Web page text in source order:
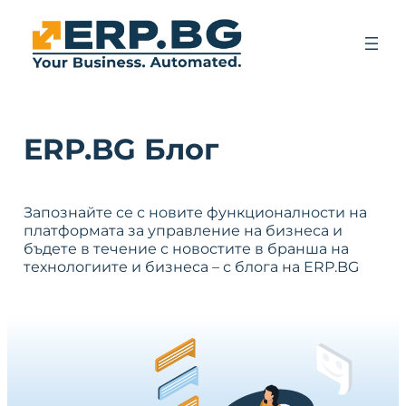
ERP.BG Блог
Запознайте се с новите функционалности на
платформата за управление на бизнеса и
бъдете в течение с новостите в бранша на
технологиите и бизнеса – с блога на ERP.BG